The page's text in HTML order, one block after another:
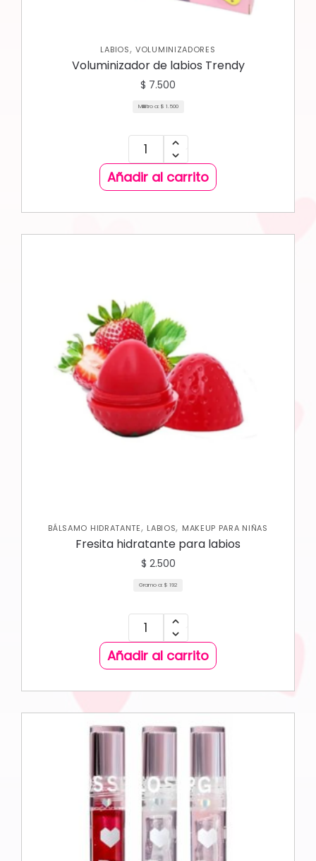
LABIOS,VOLUMINIZADORES
Voluminizador de labios Trendy
$ 7.500
Mililitro a: $ 1.500
Añadir al carrito
BÁLSAMO HIDRATANTE, LABIOS, MAKEUP PARA NIÑAS
Fresita hidratante para labios
$ 2.500
Gramo a: $ 192
Añadir al carrito